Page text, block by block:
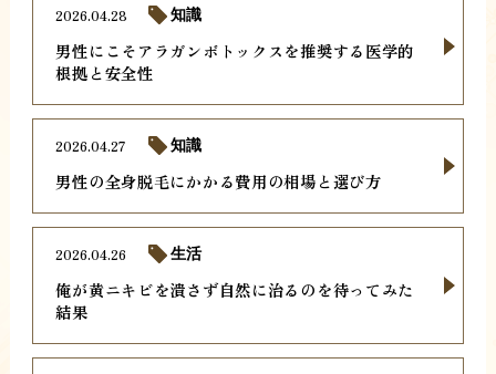
男性にこそアラガンボトックスを推奨する医学的
根拠と安全性
2026.04.28 知識
男性の全身脱毛にかかる費用の相場と選び方
2026.04.27 知識
俺が黄ニキビを潰さず自然に治るのを待ってみた
結果
2026.04.26 生活